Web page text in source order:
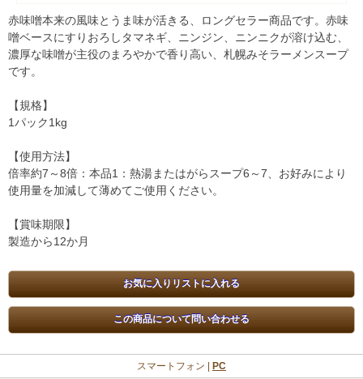
赤味噌本来の風味とうま味が活きる、ロングセラー商品です。赤味
噌ベースにすりおろしタマネギ、ニンジン、ニンニクが溶け込む、
濃厚な味噌が主役のまろやかで香り高い、札幌みそラーメンスープ
です。
【規格】
1パック1kg
【使用方法】
倍率約7～8倍：本品1：熱湯またはがらスープ6～7、お好みにより
使用量を加減して薄めてご使用ください。
【賞味期限】
製造から12か月
スマートフォン | PC